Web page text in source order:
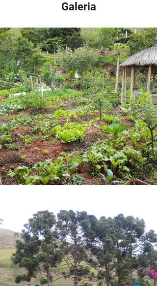
Galeria